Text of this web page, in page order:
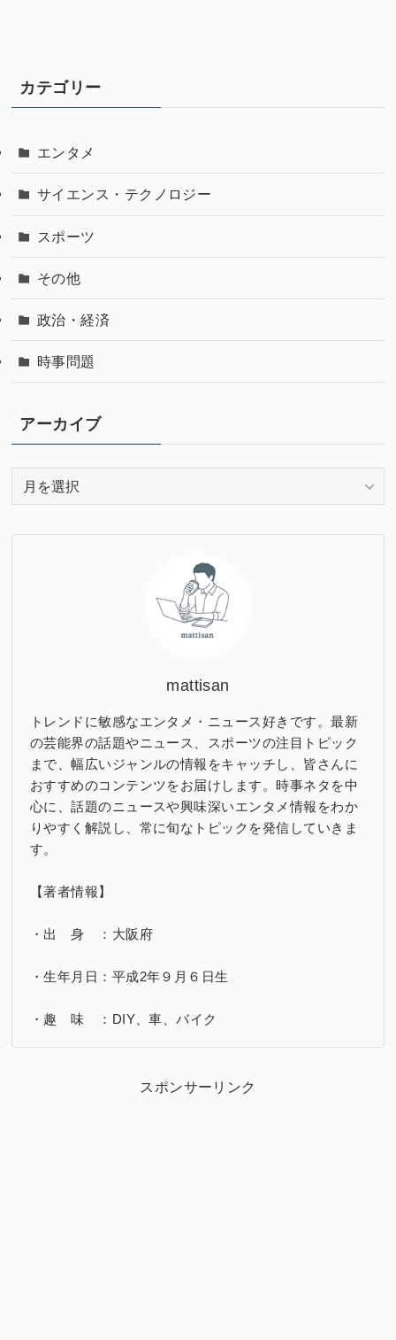
カテゴリー
エンタメ
サイエンス・テクノロジー
スポーツ
その他
政治・経済
時事問題
アーカイブ
mattisan
トレンドに敏感なエンタメ・ニュース好きです。最新
の芸能界の話題やニュース、スポーツの注目トピック
まで、幅広いジャンルの情報をキャッチし、皆さんに
おすすめのコンテンツをお届けします。時事ネタを中
心に、話題のニュースや興味深いエンタメ情報をわか
りやすく解説し、常に旬なトピックを発信していきま
す。
【著者情報】
・出 身 ：大阪府
・生年月日：平成2年９月６日生
・趣 味 ：DIY、車、バイク
スポンサーリンク